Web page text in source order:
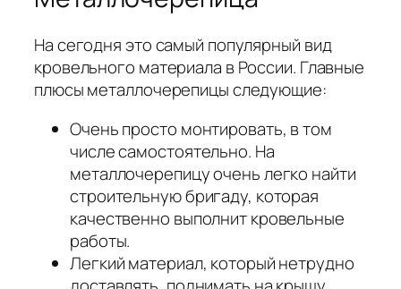
На сегодня это самый популярный вид
кровельного материала в России. Главные
плюсы металлочерепицы следующие:
Очень просто монтировать, в том
числе самостоятельно. На
металлочерепицу очень легко найти
строительную бригаду, которая
качественно выполнит кровельные
работы.
Легкий материал, который нетрудно